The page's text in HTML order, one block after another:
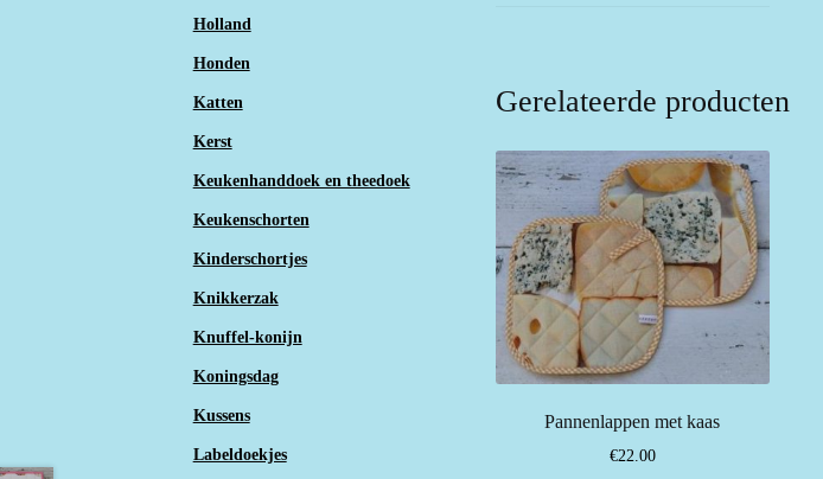
Gerelateerde producten
Pannenlappen met kaas
€22.00
Holland
Honden
Katten
Kerst
Keukenhanddoek en theedoek
Keukenschorten
Kinderschortjes
Knikkerzak
Knuffel-konijn
Koningsdag
Kussens
Labeldoekjes